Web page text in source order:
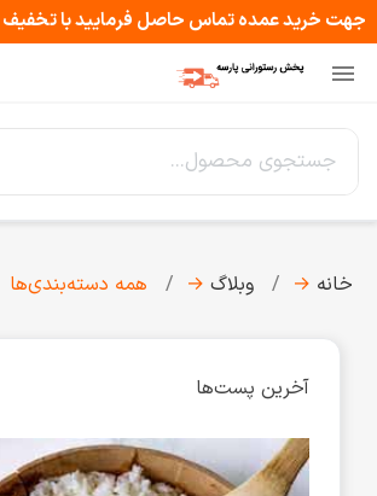
جهت خرید عمده تماس حاصل فرمایید با

خانه → وبلاگ → همه دسته‌بندی‌ها
آخرین پست‌ها